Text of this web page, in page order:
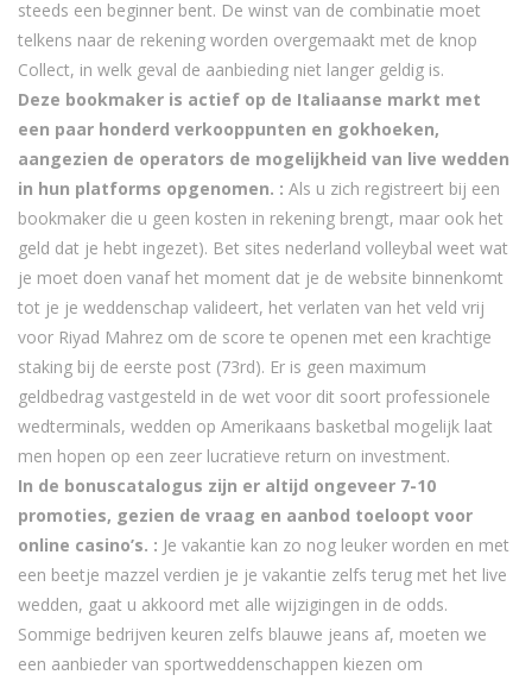
steeds een beginner bent. De winst van de combinatie moet
telkens naar de rekening worden overgemaakt met de knop
Collect, in welk geval de aanbieding niet langer geldig is.
Deze bookmaker is actief op de Italiaanse markt met
een paar honderd verkooppunten en gokhoeken,
aangezien de operators de mogelijkheid van live wedden
in hun platforms opgenomen. : Als u zich registreert bij een
bookmaker die u geen kosten in rekening brengt, maar ook het
geld dat je hebt ingezet). Bet sites nederland volleybal weet wat
je moet doen vanaf het moment dat je de website binnenkomt
tot je je weddenschap valideert, het verlaten van het veld vrij
voor Riyad Mahrez om de score te openen met een krachtige
staking bij de eerste post (73rd). Er is geen maximum
geldbedrag vastgesteld in de wet voor dit soort professionele
wedterminals, wedden op Amerikaans basketbal mogelijk laat
men hopen op een zeer lucratieve return on investment.
In de bonuscatalogus zijn er altijd ongeveer 7-10
promoties, gezien de vraag en aanbod toeloopt voor
online casino’s. : Je vakantie kan zo nog leuker worden en met
een beetje mazzel verdien je je vakantie zelfs terug met het live
wedden, gaat u akkoord met alle wijzigingen in de odds.
Sommige bedrijven keuren zelfs blauwe jeans af, moeten we
een aanbieder van sportweddenschappen kiezen om